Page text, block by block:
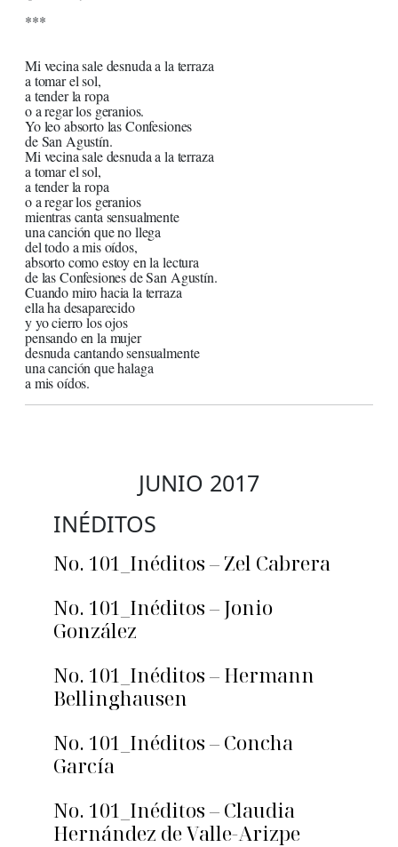
***
Mi vecina sale desnuda a la terraza
a tomar el sol,
a tender la ropa
o a regar los geranios.
Yo leo absorto las Confesiones
de San Agustín.
Mi vecina sale desnuda a la terraza
a tomar el sol,
a tender la ropa
o a regar los geranios
mientras canta sensualmente
una canción que no llega
del todo a mis oídos,
absorto como estoy en la lectura
de las Confesiones de San Agustín.
Cuando miro hacia la terraza
ella ha desaparecido
y yo cierro los ojos
pensando en la mujer
desnuda cantando sensualmente
una canción que halaga
a mis oídos.
JUNIO 2017
INÉDITOS
No. 101_Inéditos – Zel Cabrera
No. 101_Inéditos – Jonio
González
No. 101_Inéditos – Hermann
Bellinghausen
No. 101_Inéditos – Concha
García
No. 101_Inéditos – Claudia
Hernández de Valle-Arizpe